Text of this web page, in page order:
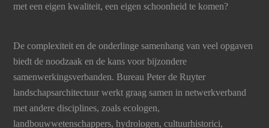
met een eigen kwaliteit, een eigen schoonheid te komen?
De complexiteit en de onderlinge samenhang van veel opgaven
biedt de noodzaak en de kans voor bijzondere
samenwerkingsverbanden. Bureau Peter de Ruyter
landschapsarchitectuur werkt graag samen in netwerkverband
met andere disciplines, zoals ecologen,
landbouwwetenschappers, hydrologen, cultuurhistorici,